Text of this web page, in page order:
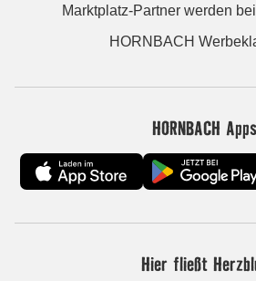
Marktplatz-Partner werden
HORNBACH
HORNBACH Apps
Hier fließt